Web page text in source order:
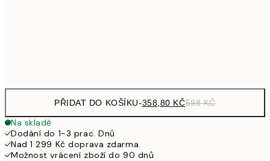
PŘIDAT DO KOŠÍKU-358,80 KČ598 KČ
Na skladě
Dodání do 1-3 prac. Dnů
Nad 1 299 Kč doprava zdarma.
Možnost vrácení zboží do 90 dnů